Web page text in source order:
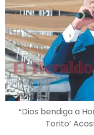
“Dios bendiga a
Torito’